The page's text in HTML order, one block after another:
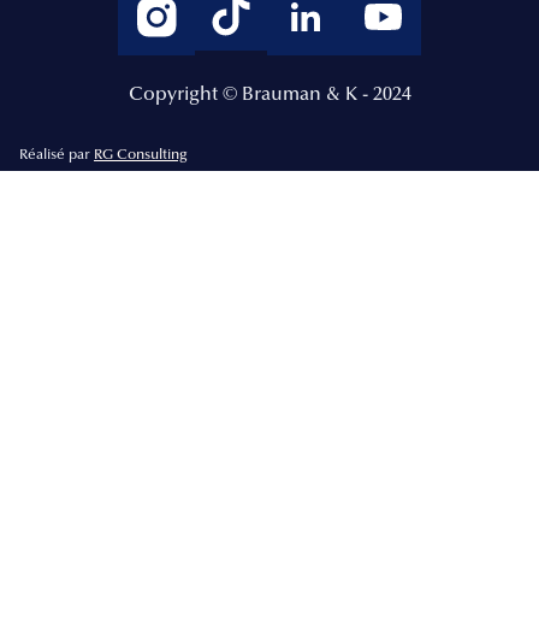
Copyright © Brauman & K - 2024
Réalisé par RG Consulting